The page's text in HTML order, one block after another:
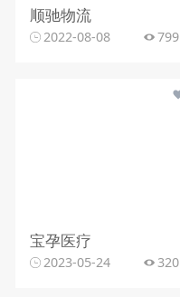
顺驰物流
2022-08-08 799
宝孕医疗
2023-05-24 320